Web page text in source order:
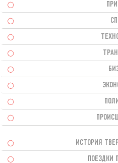
ИСТОРИЯ
ПОЕЗДКИ